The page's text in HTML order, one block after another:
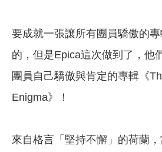
要成就一張讓所有團員驕傲的
的，但是Epica這次做到了，他
團員自己驕傲與肯定的專輯《
Enigma》！
來自格言「堅持不懈」的荷蘭